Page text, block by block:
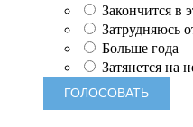
Закончится в
Затрудняюсь
Больше года
Затянется на